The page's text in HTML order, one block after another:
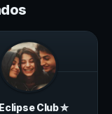
Club ✮